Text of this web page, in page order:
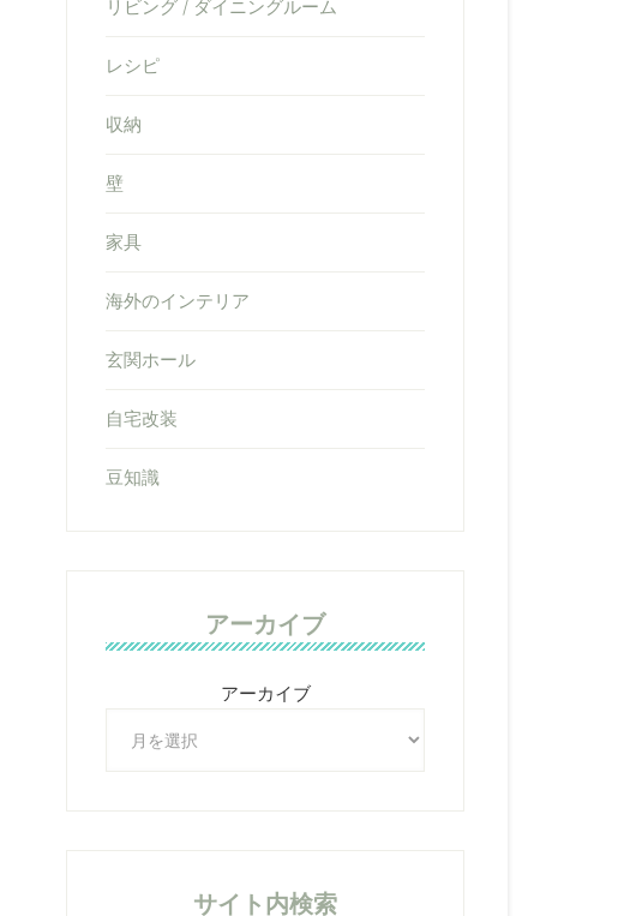
リビング / ダイニングルーム
レシピ
収納
壁
家具
海外のインテリア
玄関ホール
自宅改装
豆知識
アーカイブ
アーカイブ
サイト内検索